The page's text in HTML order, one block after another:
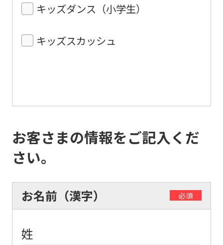
キッズダンス（小学生）
キッズスカッシュ
お客さまの情報をご記入くだ
さい。
お名前（漢字） 必須
姓